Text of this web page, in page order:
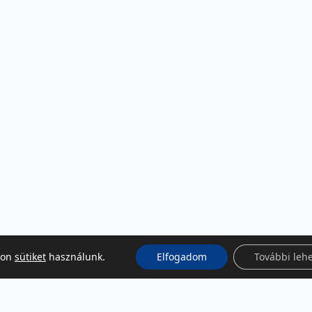
sütikethasználunk. Elfogadom További